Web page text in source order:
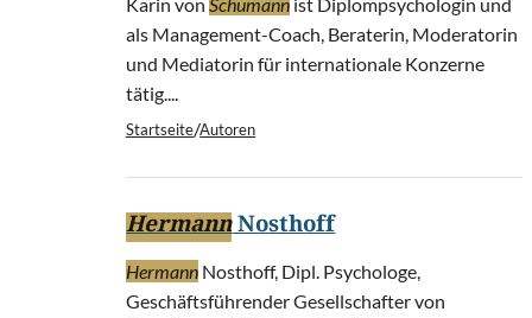
Karin von Schumannist Diplompsychologin und
als Management-Coach, Beraterin, Moderatorin
und Mediatorin für internationale Konzerne
tätig....
Startseite/Autoren
HermannNosthoff
HermannNosthoff, Dipl. Psychologe,
Geschäftsführender Gesellschafter von